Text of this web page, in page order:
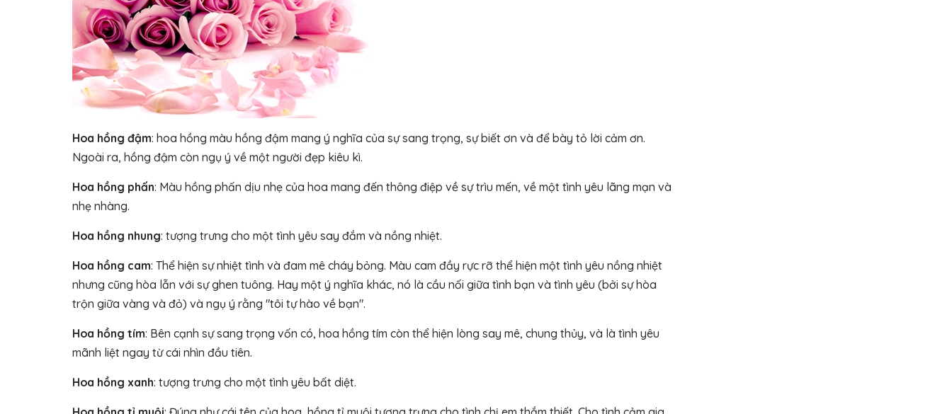
Hoa hồng đậm: hoa hồng màu hồng đậm mang ý nghĩa của sự sang trọng, sự biết ơn và để bày tỏ lời cảm ơn.
Ngoài ra, hồng đậm còn ngụ ý về một người đẹp kiêu kì.
Hoa hồng phấn: Màu hồng phấn dịu nhẹ của hoa mang đến thông điệp về sự trìu mến, về một tình yêu lãng mạn và
nhẹ nhàng.
Hoa hồng nhung: tượng trưng cho một tình yêu say đắm và nồng nhiệt.
Hoa hồng cam: Thể hiện sự nhiệt tình và đam mê cháy bỏng. Màu cam đầy rực rỡ thể hiện một tình yêu nồng nhiệt
nhưng cũng hòa lẫn với sự ghen tuông. Hay một ý nghĩa khác, nó là cầu nối giữa tình bạn và tình yêu (bởi sự hòa
trộn giữa vàng và đỏ) và ngụ ý rằng "tôi tự hào về bạn".
Hoa hồng tím: Bên cạnh sự sang trọng vốn có, hoa hồng tím còn thể hiện lòng say mê, chung thủy, và là tình yêu
mãnh liệt ngay từ cái nhìn đầu tiên.
Hoa hồng xanh: tượng trưng cho một tình yêu bất diệt.